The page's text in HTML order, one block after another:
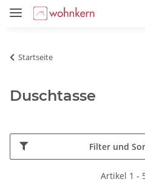
Startseite
Duschtasse
Filter und
Artikel 1 -